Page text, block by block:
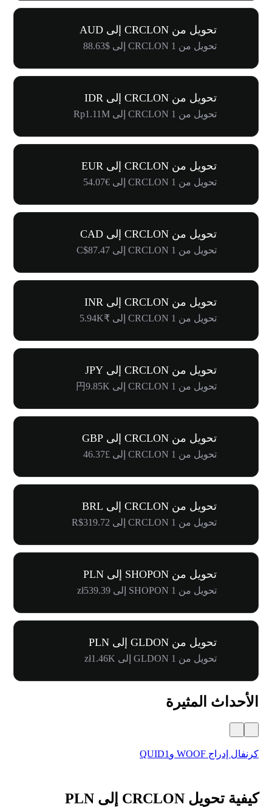
تحويل من CRCLON إلى AUD
تحويل من 1 CRCLON إلى $88.63
تحويل من CRCLON إلى IDR
تحويل من 1 CRCLON إلى Rp1.11M
تحويل من CRCLON إلى EUR
تحويل من 1 CRCLON إلى €54.07
تحويل من CRCLON إلى CAD
تحويل من 1 CRCLON إلى C$87.47
تحويل من CRCLON إلى INR
تحويل من 1 CRCLON إلى ₹5.94K
تحويل من CRCLON إلى JPY
تحويل من 1 CRCLON إلى 円9.85K
تحويل من CRCLON إلى GBP
تحويل من 1 CRCLON إلى £46.37
تحويل من CRCLON إلى BRL
تحويل من 1 CRCLON إلى R$319.72
تحويل من SHOPON إلى PLN
تحويل من 1 SHOPON إلى zł539.39
تحويل من GLDON إلى PLN
تحويل من 1 GLDON إلى zł1.46K
الأحداث المثيرة
كرنفال إدراج WOOF وQUID1
كيفية تحويل CRCLON إلى PLN